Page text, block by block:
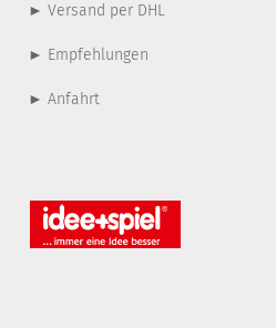
► Versand per DHL
► Empfehlungen
► Anfahrt